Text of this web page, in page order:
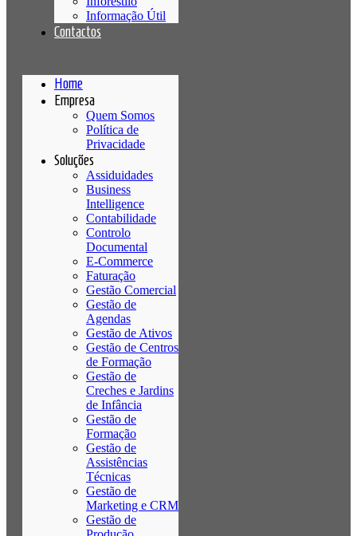
Informação Útil
Contactos
Home
Empresa
Quem Somos
Política de
Privacidade
Soluções
Assiduidades
Business
Intelligence
Contabilidade
Controlo
Documental
E-Commerce
Faturação
Gestão Comercial
Gestão de
Agendas
Gestão de Ativos
Gestão de Centros
de Formação
Gestão de
Creches e Jardins
de Infância
Gestão de
Formação
Gestão de
Assistências
Técnicas
Gestão de
Marketing e CRM
Gestão de